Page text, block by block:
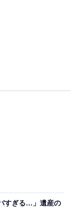
すぎる…」遺産の